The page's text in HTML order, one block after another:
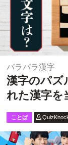
バラバラ漢字
漢字のパズ
れた漢字を
ことば